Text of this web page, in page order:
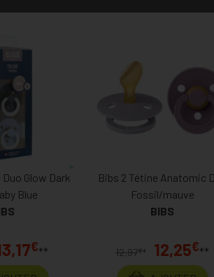
Glow Dark
Blue
€**
Bibs 2 Tétine Anatomic
Fossil/mauve
BIBS
12,97€* 12,25€**